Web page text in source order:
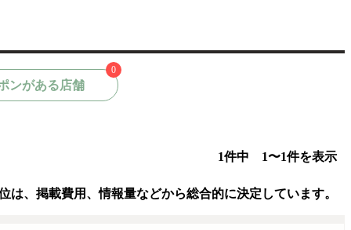
ンがある店舗
0
1件中 1〜1件を表示
は、掲載費用、情報量などから総合的に決定しています。